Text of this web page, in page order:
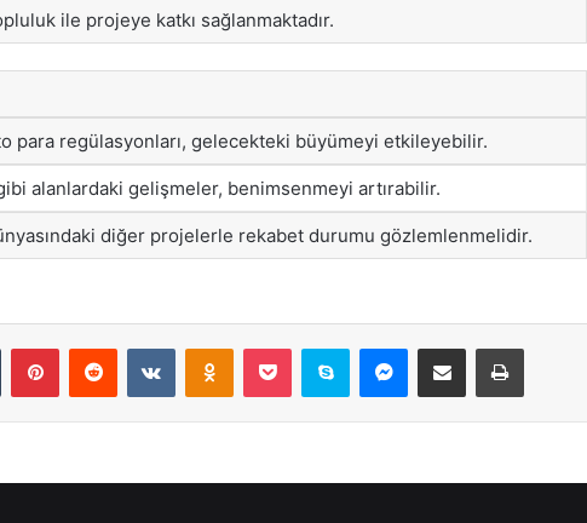
ile projeye katkı sağlanmaktadır.
para regülasyonları, gelecekteki büyümeyi etkileyebilir.
alanlardaki gelişmeler, benimsenmeyi artırabilir.
diğer projelerle rekabet durumu gözlemlenmelidir.
Tumblr PinterestReddit VKontakteOdnoklassniki
Pocket Skype Messenger
E-Posta ile paylaş Yazdır